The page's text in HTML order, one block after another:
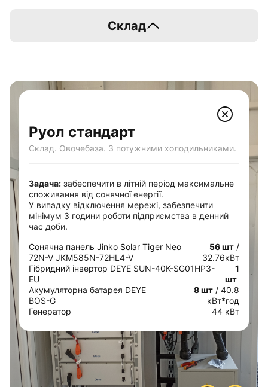
Склад
Руол стандарт
Склад. Овочебаза. З потужними холодильниками.
Задача: забеспечити в літній період максимальне
споживання від сонячної енергії.
У випадку відключення мережі, забезпечити
мінімум 3 години роботи підприємства в денний
час доби.
Сонячна панель Jinko Solar Tiger Neo
72N-V JKM585N-72HL4-V
56 шт /
32.76кВт
Гібридний інвертор DEYE SUN-40K-SG01HP3-
EU
1
шт
Акумуляторна батарея DEYE
BOS-G
8 шт / 40.8
кВт*год
Генератор
44 кВт